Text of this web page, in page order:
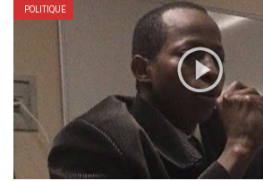
POLITIQUE